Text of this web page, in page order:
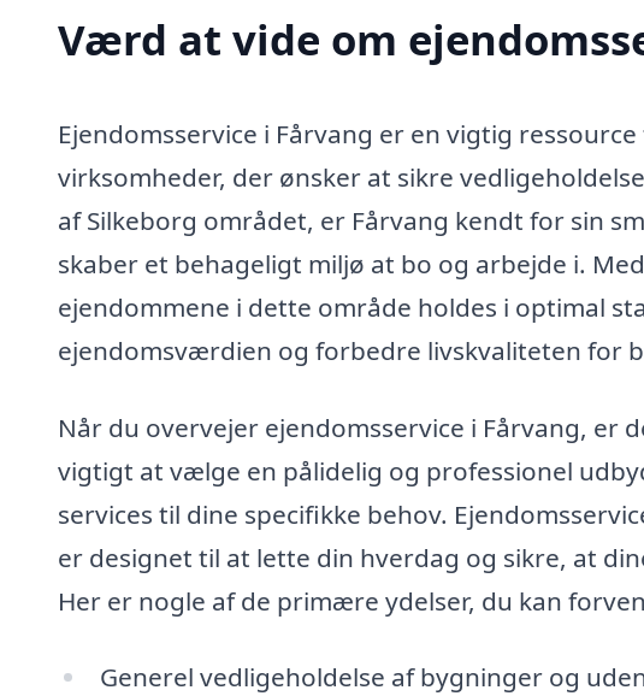
Værd at vide om
Ejendomsservice i Fårvang er en vigtig
virksomheder, der ønsker at sikre
af Silkeborg området, er Fårvang kendt for sin
skaber et behageligt miljø at bo og arbejde i.
ejendommene i dette område holdes i optimal
ejendomsværdien og forbedre livskvaliteten for
Når du overvejer ejendomsservice i Fårvang, er
vigtigt at vælge en pålidelig og professionel
services til dine specifikke behov.
er designet til at lette din hverdag og sikre, at
Her er nogle af de primære ydelser, du kan
Generel vedligeholdelse af bygninger og